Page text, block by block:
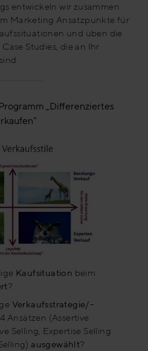
entwickeln wir zusammen
Marketing Ansatzpunkte für
und üben die
Studies, die an Ihr
„Differenziertes
Kaufsituation beim
?
Verkaufsstrategie/-
Ansätzen (Assertive
Selling, Expertise Selling
ausgewählt?